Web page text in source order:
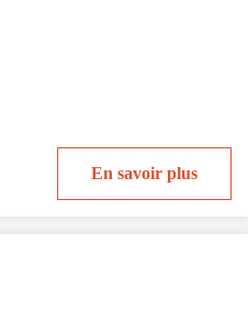
En savoir plus